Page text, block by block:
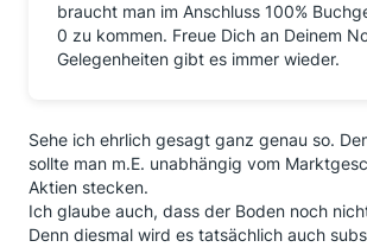
braucht man im Anschluss 100%
0 zu kommen. Freue Dich an Deinem
Gelegenheiten gibt es immer wieder.
Sehe ich ehrlich gesagt ganz genau so.
sollte man m.E. unabhängig vom
Aktien stecken.
Ich glaube auch, dass der Boden noch
Denn diesmal wird es tatsächlich auch